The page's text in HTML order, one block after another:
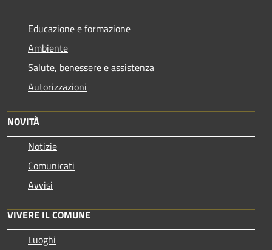
Educazione e formazione
Ambiente
Salute, benessere e assistenza
Autorizzazioni
NOVITÀ
Notizie
Comunicati
Avvisi
VIVERE IL COMUNE
Luoghi